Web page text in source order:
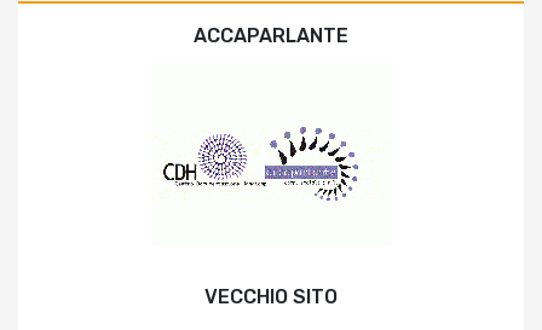
ACCAPARLANTE
VECCHIO SITO